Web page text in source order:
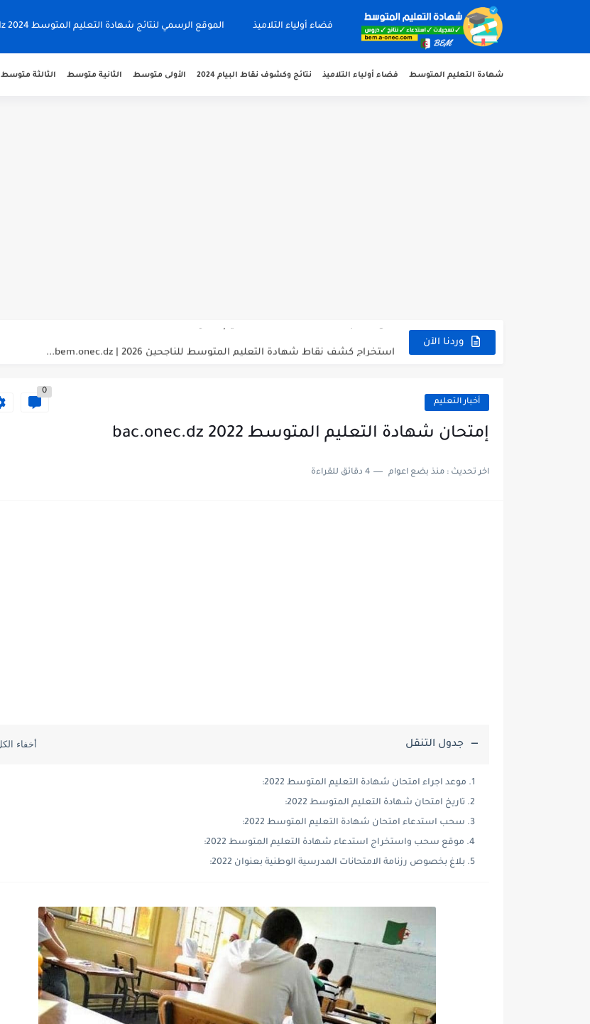
فضاء أولياء التلاميذ الموقع الرسمي لنتائج شهادة التعليم المتوسط 2024 bem.onec.dz
شهادة التعليم المتوسط فضاء أولياء التلاميذ نتائج وكشوف نقاط البيام 2024 الأولى متوسط الثانية متوسط الثالثة متوسط
وردنا الآن
استخراج كشف نقاط شهادة التعليم المتوسط 2026 | bem.onec.dz
أخبار التعليم
0
إمتحان شهادة التعليم المتوسط 2022 bac.onec.dz
اخر تحديث : منذ بضع اعوام 4 دقائق للقراءة
جدول التنقل
موعد اجراء امتحان شهادة التعليم المتوسط 2022:
تاريخ امتحان شهادة التعليم المتوسط 2022:
سحب استدعاء امتحان شهادة التعليم المتوسط 2022:
موقع سحب واستخراج استدعاء شهادة التعليم المتوسط 2022:
بلاغ بخصوص رزنامة الامتحانات المدرسية الوطنية بعنوان 2022: